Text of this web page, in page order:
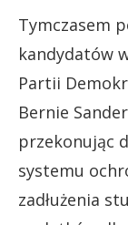
Tymczasem
kandydatów
Partii
Bernie
przekonując
systemu
zadłużenia